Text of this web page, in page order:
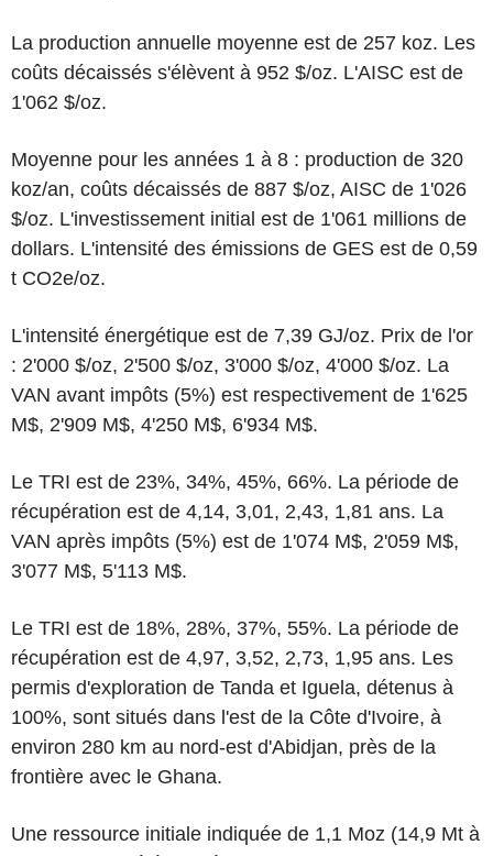
La production annuelle moyenne est de 257 koz. Les
coûts décaissés s'élèvent à 952 $/oz. L'AISC est de
1'062 $/oz.
Moyenne pour les années 1 à 8 : production de 320
koz/an, coûts décaissés de 887 $/oz, AISC de 1'026
$/oz. L'investissement initial est de 1'061 millions de
dollars. L'intensité des émissions de GES est de 0,59
t CO2e/oz.
L'intensité énergétique est de 7,39 GJ/oz. Prix de l'or
: 2'000 $/oz, 2'500 $/oz, 3'000 $/oz, 4'000 $/oz. La
VAN avant impôts (5%) est respectivement de 1'625
M$, 2'909 M$, 4'250 M$, 6'934 M$.
Le TRI est de 23%, 34%, 45%, 66%. La période de
récupération est de 4,14, 3,01, 2,43, 1,81 ans. La
VAN après impôts (5%) est de 1'074 M$, 2'059 M$,
3'077 M$, 5'113 M$.
Le TRI est de 18%, 28%, 37%, 55%. La période de
récupération est de 4,97, 3,52, 2,73, 1,95 ans. Les
permis d'exploration de Tanda et Iguela, détenus à
100%, sont situés dans l'est de la Côte d'Ivoire, à
environ 280 km au nord-est d'Abidjan, près de la
frontière avec le Ghana.
Une ressource initiale indiquée de 1,1 Moz (14,9 Mt à